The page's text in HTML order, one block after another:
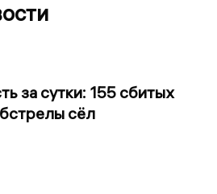
за сутки: 155 сбитых
сёл